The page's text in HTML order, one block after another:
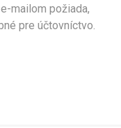
mailom požiada,
pre účtovníctvo.